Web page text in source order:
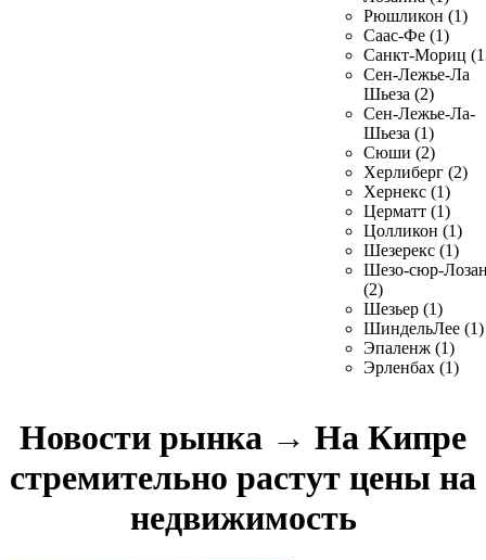
Рюшликон (1)
Саас-Фе (1)
Санкт-Мориц
Сен-Лежье-Ла
Шьеза (2)
Сен-Лежье-Ла-
Шьеза (1)
Сюши (2)
Херлиберг (2)
Хернекс (1)
Церматт (1)
Цолликон (1)
Шезерекс (1)
Шезо-сюр-
(2)
Шезьер (1)
ШиндельЛее (1)
Эпаленж (1)
Эрленбах (1)
Новости рынка → На Кипре
стремительно растут цены на
недвижимость